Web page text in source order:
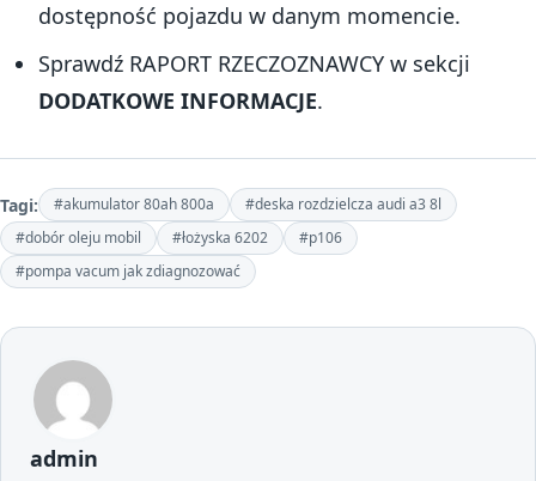
dostępność pojazdu w danym momencie.
Sprawdź RAPORT RZECZOZNAWCY w sekcji
DODATKOWE INFORMACJE.
Tagi: #akumulator 80ah 800a
#deska rozdzielcza audi a3 8l
#dobór oleju mobil
#łożyska 6202
#p106
#pompa vacum jak zdiagnozować
admin